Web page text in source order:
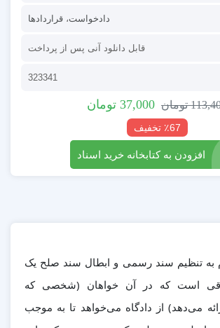
دادخواست، قراردادها
قابل دانلود آنی پس از پرداخت
323341
تومان 37,000 تومان
٪67 تخفیف
افزودن به کتابخانه خرید اسناد
به تنظیم سند رسمی و ابطال سند صلح یک
است که در آن خواهان (شخصی که
می‌دهد) از دادگاه می‌خواهد تا به موجب